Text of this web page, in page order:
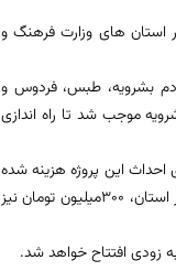
استان های وزارت فرهنگ و
نماینده مردم بشرویه، طبس، فردوس و
موجب شد تا راه اندازی
و از محل اعتبارات ملی 170 میلیون تومان برای احداث این پروژه هزینه شده
است، خاطرنشان کرد: پیرو توجه ویژه استاندار خراسان جنوبی به توسعه زیرساخت های فرهنگی و هنری در استان، 300میلیون تومان نیز